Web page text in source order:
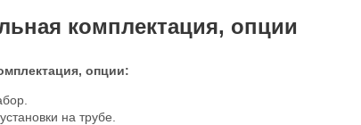
комплектация, опции
опции:
на трубе.